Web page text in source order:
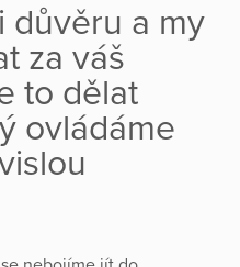
důvěru a my
za váš
to dělat
ovládáme